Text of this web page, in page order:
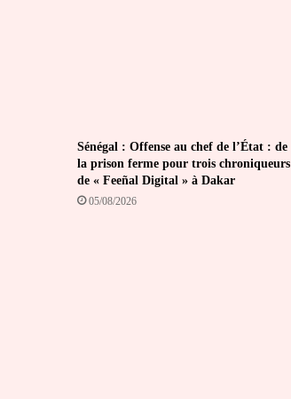
Sénégal : Offense au chef de l’État : de
la prison ferme pour trois chroniqueurs
de « Feeñal Digital » à Dakar
05/08/2026